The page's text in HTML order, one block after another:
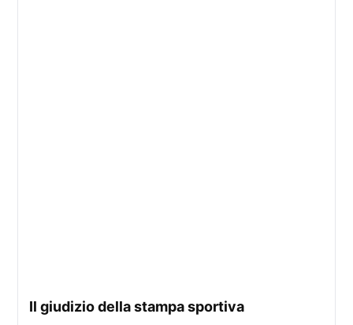
Il giudizio della stampa sportiva